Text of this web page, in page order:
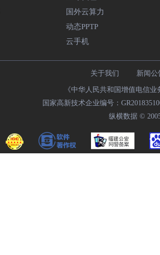
国外云算力
动态PPTP
云手机
关于我们 新闻公
《中华人民共和国增值电信
国家高新技术企业编号：
纵横数据 ©